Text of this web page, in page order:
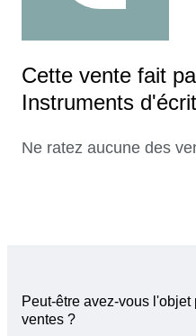
Cette vente fait
Instruments
Ne ratez aucune des
Peut-être avez-vous
ventes ?